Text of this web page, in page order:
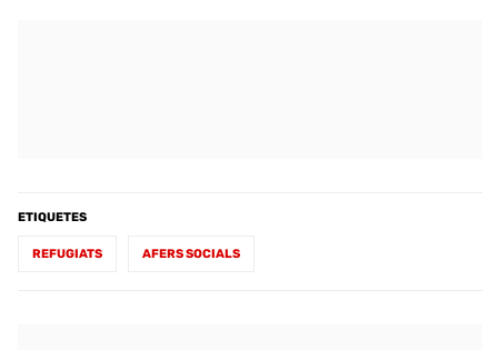
ETIQUETES
REFUGIATS AFERS SOCIALS